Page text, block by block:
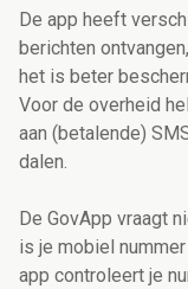
De app heeft
berichten
het is beter
Voor de overheid
aan (betalende)
dalen.
De GovApp vraagt
is je mobiel
app controleert je